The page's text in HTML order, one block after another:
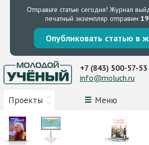
Отправьте статью сегодня! Журнал
печатный экземпляр отправим
Опубликовать статью в
Проекты Меню
+7 (843) 500-57-53
info@moluch.ru